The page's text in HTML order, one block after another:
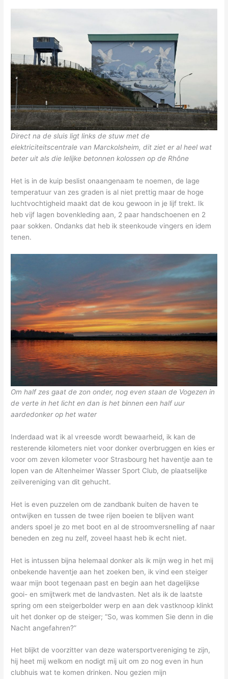
Direct na de sluis ligt links de stuw met de
elektriciteitscentrale van Marckolsheim, dit ziet er al heel wat
beter uit als die lelijke betonnen kolossen op de Rhône
Het is in de kuip beslist onaangenaam te noemen, de lage
temperatuur van zes graden is al niet prettig maar de hoge
luchtvochtigheid maakt dat de kou gewoon in je lijf trekt. Ik
heb vijf lagen bovenkleding aan, 2 paar handschoenen en 2
paar sokken. Ondanks dat heb ik steenkoude vingers en idem
tenen.
Om half zes gaat de zon onder, nog even staan de Vogezen in
de verte in het licht en dan is het binnen een half uur
aardedonker op het water
Inderdaad wat ik al vreesde wordt bewaarheid, ik kan de
resterende kilometers niet voor donker overbruggen en kies er
voor om zeven kilometer voor Strasbourg het haventje aan te
lopen van de Altenheimer Wasser Sport Club, de plaatselijke
zeilvereniging van dit gehucht.
Het is even puzzelen om de zandbank buiten de haven te
ontwijken en tussen de twee rijen boeien te blijven want
anders spoel je zo met boot en al de stroomversnelling af naar
beneden en zeg nu zelf, zoveel haast heb ik echt niet.
Het is intussen bijna helemaal donker als ik mijn weg in het mij
onbekende haventje aan het zoeken ben, ik vind een steiger
waar mijn boot tegenaan past en begin aan het dagelijkse
gooi- en smijtwerk met de landvasten. Net als ik de laatste
spring om een steigerbolder werp en aan dek vastknoop klinkt
uit het donker op de steiger; “So, was kommen Sie denn in die
Nacht angefahren?”
Het blijkt de voorzitter van deze watersportvereniging te zijn,
hij heet mij welkom en nodigt mij uit om zo nog even in hun
clubhuis wat te komen drinken. Nou gezien mijn